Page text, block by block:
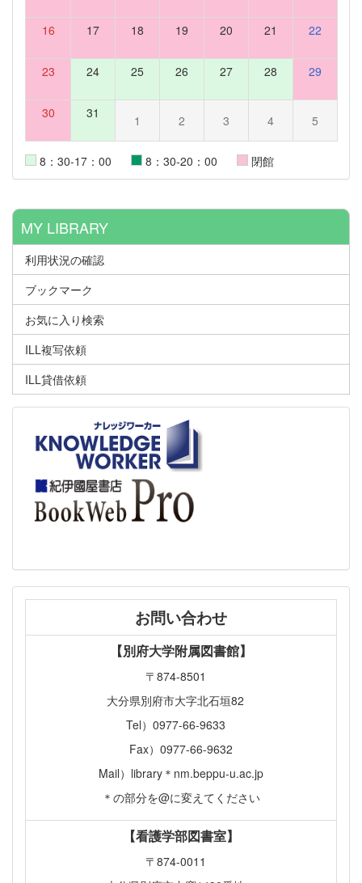
16 17 18 19 20 21 22
23 24 25 26 27 28 29
30 31 1 2 3 4 5
8：30-17：00 8：30-20：00 閉館
MY LIBRARY
利用状況の確認
ブックマーク
お気に入り検索
ILL複写依頼
ILL貸借依頼
お問い合わせ
【別府大学附属図書館】
〒874-8501
大分県別府市大字北石垣82
Tel）0977-66-9633
Fax）0977-66-9632
Mail）library＊nm.beppu-u.ac.jp
＊の部分を@に変えてください
【看護学部図書室】
〒874-0011